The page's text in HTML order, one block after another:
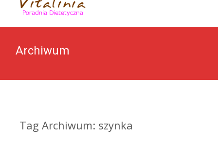
Archiwum
Tag Archiwum: szynka